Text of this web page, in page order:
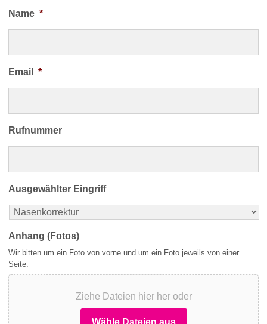
Name *
Email *
Rufnummer
Ausgewählter Eingriff
Anhang (Fotos)
Wir bitten um ein Foto von vorne und um ein Foto jeweils von einer
Seite.
Ziehe Dateien hier her oder